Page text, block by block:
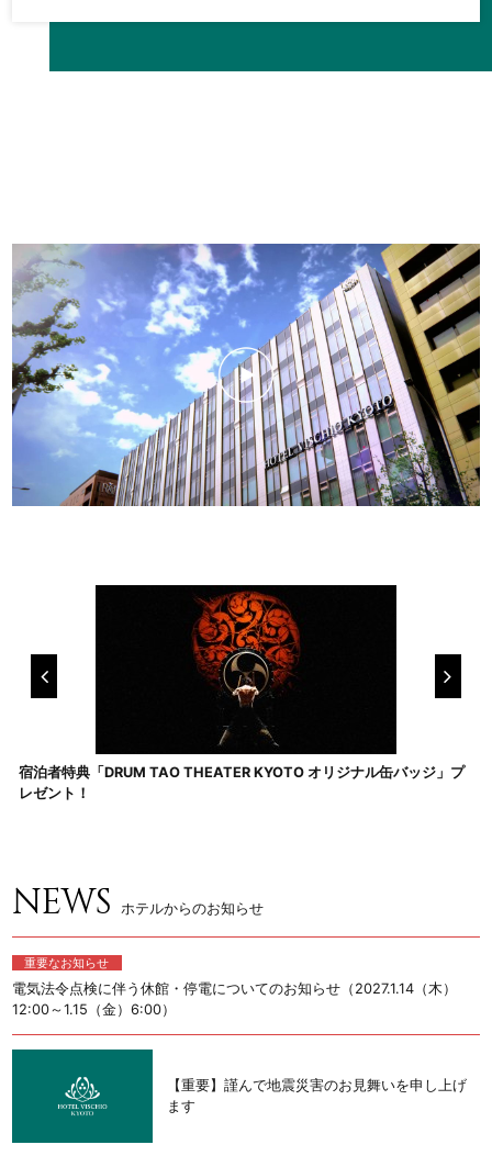
宿泊者特典「DRUM TAO THEATER KYOTO オリジナル缶バッジ」プ
レゼント！
NEWS ホテルからのお知らせ
重要なお知らせ
電気法令点検に伴う休館・停電についてのお知らせ（2027.1.14（木）
12:00～1.15（金）6:00）
【重要】謹んで地震災害のお見舞いを申し上げ
ます